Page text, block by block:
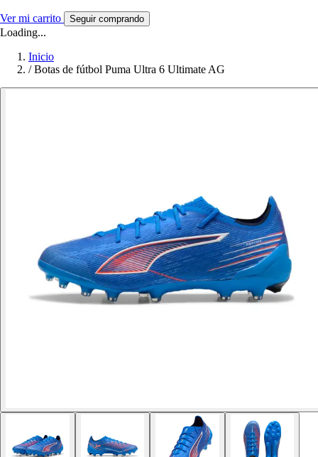
Ver mi carrito Seguir comprando
Loading...
Inicio
/ Botas de fútbol Puma Ultra 6 Ultimate AG